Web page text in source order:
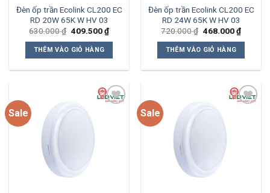
Đèn ốp trần Ecolink CL200 EC
RD 20W 65K W HV 03
630.000₫ Giá
là:
630.000 ₫.
409.500₫Giá
hiện
409.500 ₫.
THÊM VÀO GIỎ HÀNG
Đèn ốp trần Ecolink CL200 EC
RD 24W 65K W HV 03
720.000₫ Giá
là:
720.000 ₫.
468.000₫Giá
hiện
THÊM VÀO GIỎ HÀNG
Sale Sale